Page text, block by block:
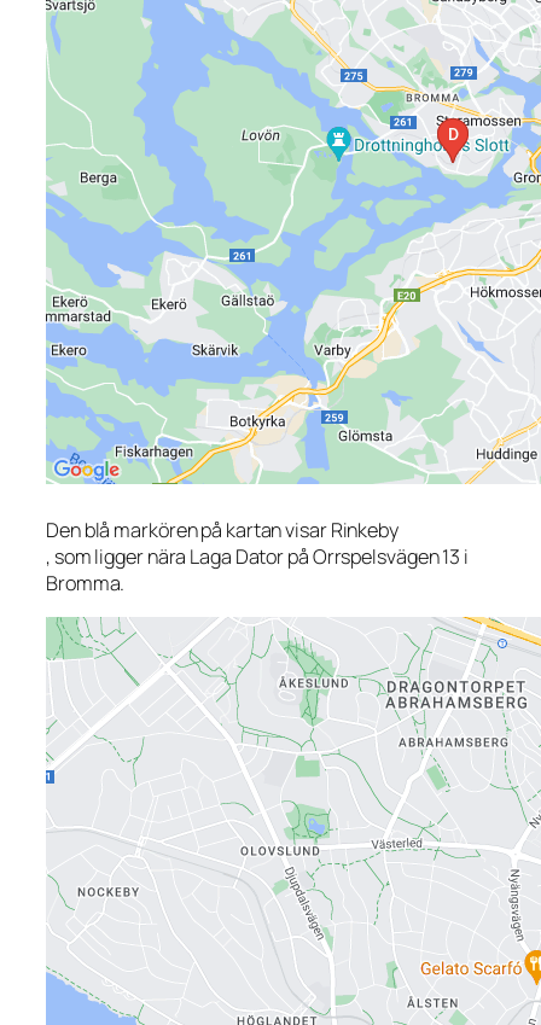
Den blå markören på kartan visar Rinkeby
, som ligger nära Laga Dator på Orrspelsvägen 13 i
Bromma.